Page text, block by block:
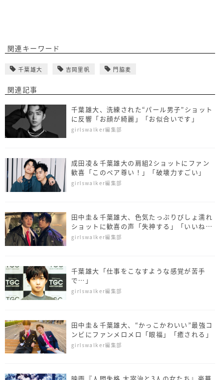
関連キーワード
千葉雄大 吉岡里帆 門脇麦
関連記事
千葉雄大、洗練された“パール男子”ショット
に反響「お顔が綺麗」「お似合いです」
girlswalker編集部
成田凌＆千葉雄大の肩組2ショットにファン
歓喜「このペア尊い！」「破壊力すごい」
girlswalker編集部
田中圭＆千葉雄大、色気たっぷりびしょ濡れ
ショットに歓喜の声「失神する」「いいね5
億回」
girlswalker編集部
千葉雄大「仕事をこなすような感覚が苦手
で…」
girlswalker編集部
田中圭＆千葉雄大、“かっこかわいい”最強コ
ンビにファンメロメロ「眼福」「癒される」
girlswalker編集部